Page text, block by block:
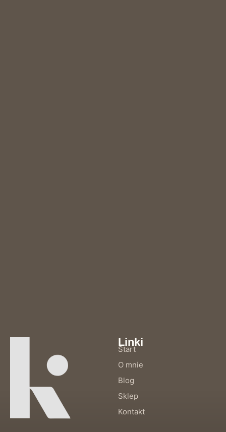
Linki
Start
O mnie
Blog
Sklep
Kontakt